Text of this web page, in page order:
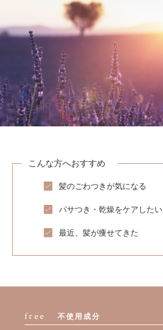
こんな方へおすすめ
髪のごわつきが気になる
パサつき・乾燥をケアしたい
最近、髪が痩せてきた
free 不使用成分